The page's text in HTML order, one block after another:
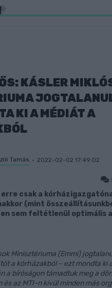
KÁSLER
KI A MÉDIÁT A
Tamás 2022-02-02 17:49:02
csak a
(mint
sem feltétlenül optimális
Minisztériuma (Emmi)
a kórházakból – ezt mondta ki
a bíróságon támadtuk meg a
és az MTI-n kívül minden más